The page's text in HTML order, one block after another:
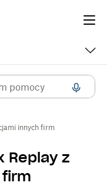
innych firm
Replay z